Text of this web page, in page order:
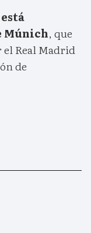
Múnich, que
el Real Madrid
de